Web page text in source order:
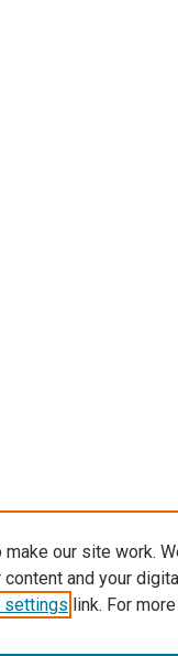
our site work.
and your
settings link. For